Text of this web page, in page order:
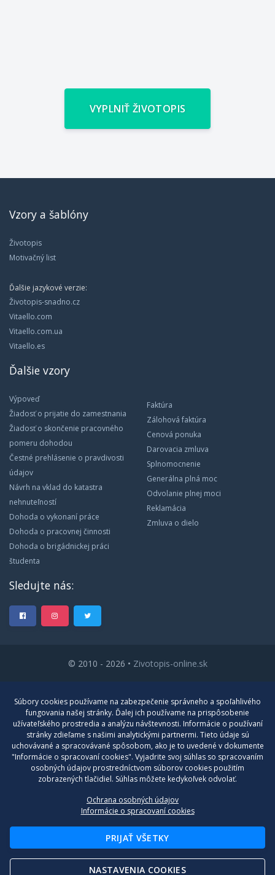
VYPLNIŤ ŽIVOTOPIS
Vzory a šablóny
Životopis
Motivačný list
Ďalšie jazykové verzie:
Životopis-snadno.cz
Vitaello.com
Vitaello.com.ua
Vitaello.es
Ďalšie vzory
Výpoveď
Žiadosť o prijatie do zamestnania
Žiadosť o skončenie pracovného
pomeru dohodou
Čestné prehlásenie o pravdivosti
údajov
Návrh na vklad do katastra
nehnuteľností
Dohoda o vykonaní práce
Dohoda o pracovnej činnosti
Dohoda o brigádnickej práci
študenta
Faktúra
Zálohová faktúra
Cenová ponuka
Darovacia zmluva
Splnomocnenie
Generálna plná moc
Odvolanie plnej moci
Reklamácia
Zmluva o dielo
Sledujte nás:
© 2010 - 2026 • Zivotopis-online.sk
Blog
Kontakt
Nastavenia cookies
Súbory cookies používame na zabezpečenie správneho a spoľahlivého
fungovania našej stránky. Ďalej ich používame na prispôsobenie
užívateľského prostredia a analýzu návštevnosti. Informácie o používaní
stránky zdieľame s našimi analytickými partnermi. Tieto údaje sú
uchovávané a spracovávané spôsobom, ako je to uvedené v dokumente
"Informácie o spracovaní cookies". Vyjadrite svoj súhlas so spracovaním
osobných údajov prostredníctvom súborov cookies použitím
zobrazených tlačidiel. Súhlas môžete kedykoľvek odvolať.
Ochrana osobných údajov
Informácie o spracovaní cookies
PRIJAŤ VŠETKY
NASTAVENIA COOKIES
Reklamačný poriadok
Poučenie o ochrane osobných údajov a používaní cookies
Formulár na odstúpenie od zmluvy
Reklamačný formulár